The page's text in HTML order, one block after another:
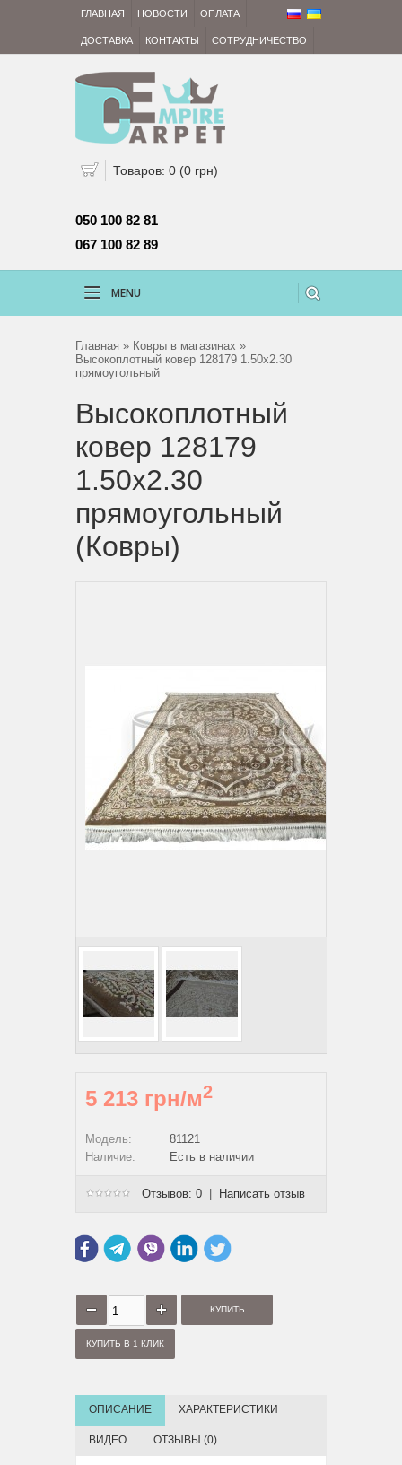
ГЛАВНАЯ НОВОСТИ ОПЛАТА
ДОСТАВКА КОНТАКТЫ СОТРУДНИЧЕСТВО
Товаров: 0 (0 грн)
050 100 82 81
067 100 82 89
MENU
Главная » Ковры в магазинах »
Высокоплотный ковер 128179 1.50x2.30
прямоугольный
Высокоплотный
ковер 128179
1.50x2.30
прямоугольный
(Ковры)
5 213 грн/м2
Модель:
81121
Наличие:
Есть в наличии
Отзывов: 0 Написать отзыв
КУПИТЬ В 1 КЛИК
ОПИСАНИЕ ХАРАКТЕРИСТИКИ
ВИДЕО ОТЗЫВЫ (0)